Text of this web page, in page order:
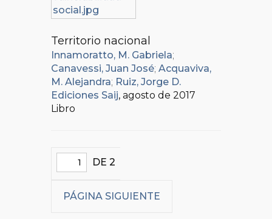
Territorio nacional
Innamoratto, M. Gabriela;
Canavessi, Juan José; Acquaviva,
M. Alejandra; Ruiz, Jorge D.
Ediciones Saij, agosto de 2017
Libro
DE 2
PÁGINA SIGUIENTE